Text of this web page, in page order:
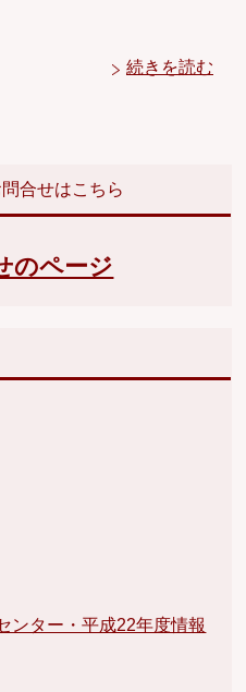
続きを読む
合せはこちら
のページ
ンター・平成22年度情報